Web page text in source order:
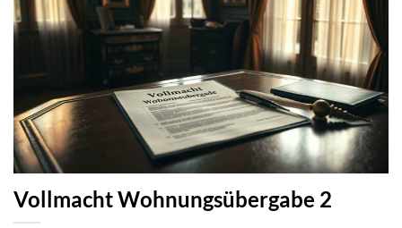
Vollmacht Wohnungsübergabe 2